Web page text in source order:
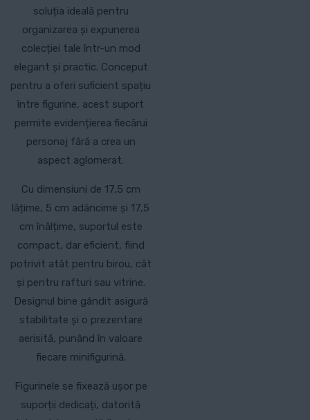
soluția ideală pentru
organizarea și expunerea
colecției tale într-un mod
elegant și practic. Conceput
pentru a oferi suficient spațiu
între figurine, acest suport
permite evidențierea fiecărui
personaj fără a crea un
aspect aglomerat.
Cu dimensiuni de 17,5 cm
lățime, 5 cm adâncime și 17,5
cm înălțime, suportul este
compact, dar eficient, fiind
potrivit atât pentru birou, cât
și pentru rafturi sau vitrine.
Designul bine gândit asigură
stabilitate și o prezentare
aerisită, punând în valoare
fiecare minifigurină.
Figurinele se fixează ușor pe
suporții dedicați, datorită